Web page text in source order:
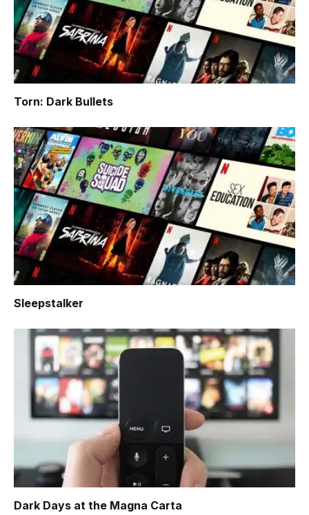
Torn: Dark Bullets
Sleepstalker
Dark Days at the Magna Carta